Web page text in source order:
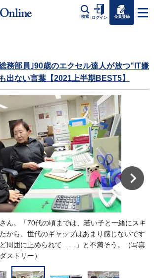
検索 ログイン 会員登録
務部員｣90歳のエクセル達人が放つ"IT嫌
出ない言葉【2021上半期BEST5】
ん。「70代の頃までは、若い子と一緒にスキ
から、世代のギャップはあまり感じないです
周囲に止められて……」と不満そう。（写真
ストリー）